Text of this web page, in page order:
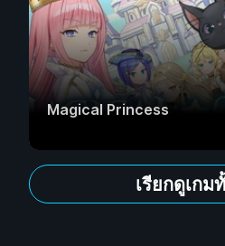
Magical Princess
เรียกดูเกม